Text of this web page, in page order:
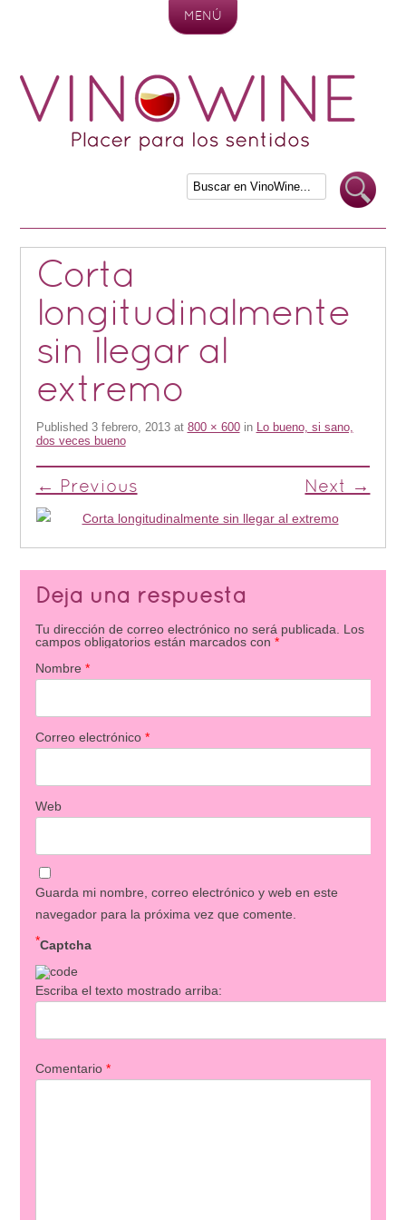
MENÚ
Corta
longitudinalmente
sin llegar al
extremo
Published 3 febrero, 2013at 800 × 600in Lo bueno, si sano,
dos veces bueno
← Previous Next →
Deja una respuesta
Tu dirección de correo electrónico no será publicada. Los
campos obligatorios están marcados con *
Nombre *
Correo electrónico *
Web
Guarda mi nombre, correo electrónico y web en este
navegador para la próxima vez que comente.
Captcha
*
Escriba el texto mostrado arriba:
Comentario *